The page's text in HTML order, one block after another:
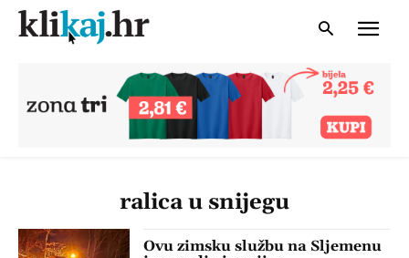
ralica u snijegu
Ovu zimsku službu na Sljemenu